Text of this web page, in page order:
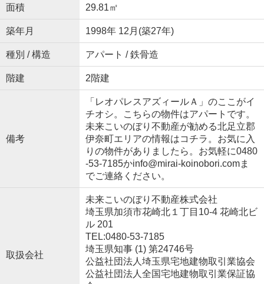
面積 29.81㎡
築年月 1998年 12月(築27年)
種別 / 構造 アパート / 鉄骨造
階建 2階建
備考
「レオパレスアズィールＡ」のここがイ
チオシ。こちらの物件はアパートです。
未来こいのぼり不動産が勧める北足立郡
伊奈町エリアの情報はコチラ。お気に入
りの物件がありましたら。お気軽に0480
-53-7185かinfo@mirai-koinobori.comま
でご連絡ください。
取扱会社
未来こいのぼり不動産株式会社
埼玉県加須市花崎北１丁目10-4 花崎北ビ
ル 201
TEL:0480-53-7185
埼玉県知事 (1) 第24746号
公益社団法人埼玉県宅地建物取引業協会
公益社団法人全国宅地建物取引業保証協